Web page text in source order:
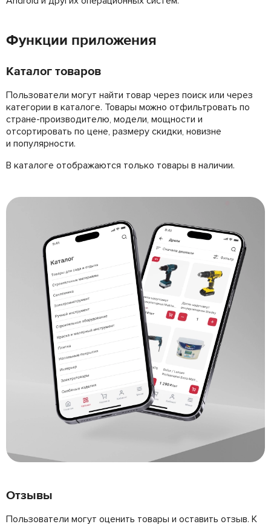
Функции приложения
Каталог товаров
Пользователи могут найти товар через поиск или через
категории в каталоге. Товары можно отфильтровать по
стране-производителю, модели, мощности и
отсортировать по цене, размеру скидки, новизне
и популярности.
В каталоге отображаются только товары в наличии.
Отзывы
Пользователи могут оценить товары и оставить отзыв. К